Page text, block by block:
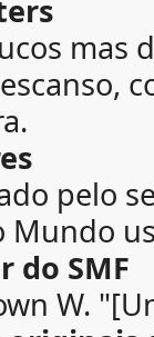
mas
pelo
Mundo
do SMF
W.